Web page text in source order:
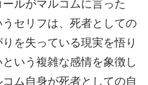
ルがマルコムに言った
うセリフは、死者としての
を失っている現実を悟り
いう複雑な感情を象徴し
ム自身が死者としての自